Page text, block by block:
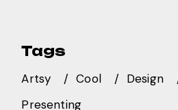
Tags
Artsy Cool Design
Presenting